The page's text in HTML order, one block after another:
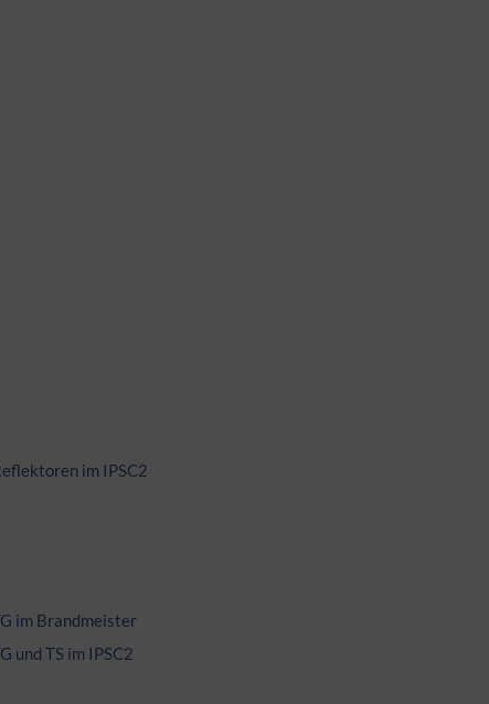
im IPSC2
im Brandmeister
und TS im IPSC2